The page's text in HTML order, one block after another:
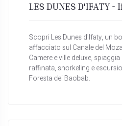
LES DUNES D'IFATY -
Scopri Les Dunes d'Ifaty, un
affacciato sul Canale del
Camere e ville deluxe,
raffinata, snorkeling e
Foresta dei Baobab.